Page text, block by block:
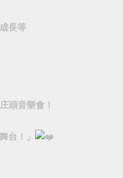
長等
頭音樂會！
台！」